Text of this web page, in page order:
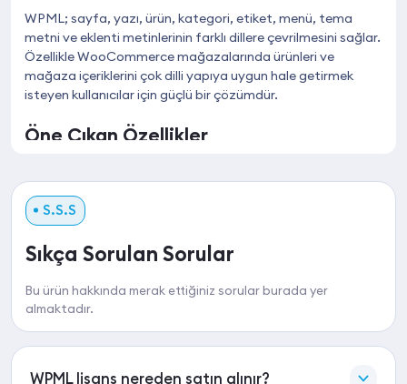
WPML; sayfa, yazı, ürün, kategori, etiket, menü, tema
metni ve eklenti metinlerinin farklı dillere çevrilmesini sağlar.
Özellikle WooCommerce mağazalarında ürünleri ve
mağaza içeriklerini çok dilli yapıya uygun hale getirmek
isteyen kullanıcılar için güçlü bir çözümdür.
Öne Çıkan Özellikler
WooCommerce ürünlerini çok dilli hale getirme
Tema ve eklenti metinlerini çevirme desteği
Dil geçiş alanlarıyla kullanıcı dostu gezinme
Uluslararası SEO altyapısını destekleyen yapı
Kurumsal, blog, hizmet ve e-ticaret siteleri için uygun
kullanım
Neden WPML Lisans Satın Almalısınız?
S.S.S
Sıkça Sorulan Sorular
Bu ürün hakkında merak ettiğiniz sorular burada yer
almaktadır.
WPML lisans nereden satın alınır?